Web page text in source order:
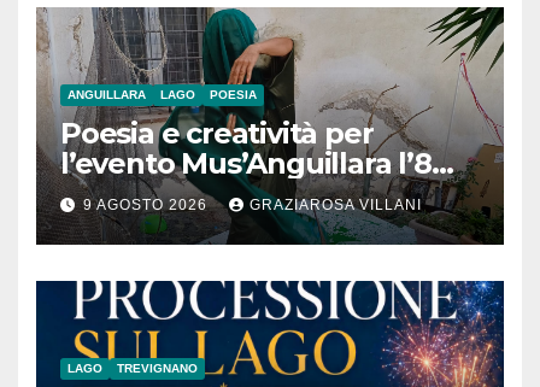
ANGUILLARA LAGO POESIA
Poesia e creatività per
l’evento Mus’Anguillara l’8
agosto 2026 al Museo
Contadino
9 AGOSTO 2026 GRAZIAROSA VILLANI
LAGO TREVIGNANO